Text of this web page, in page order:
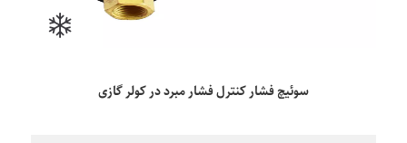
سوئیچ فشار کنترل فشار مبرد در کولر گازی